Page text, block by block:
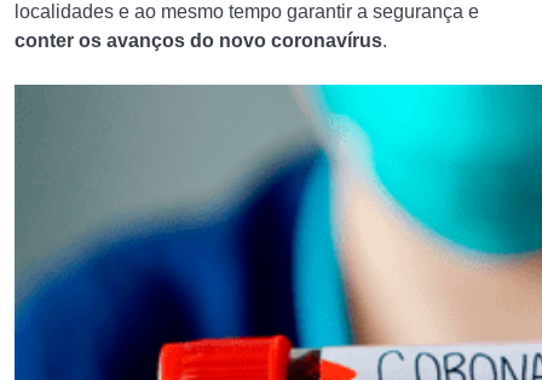
localidades e ao mesmo tempo garantir a segurança e
conter os avanços do novo coronavírus.